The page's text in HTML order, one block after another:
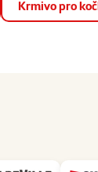
📱
Krmivo pro